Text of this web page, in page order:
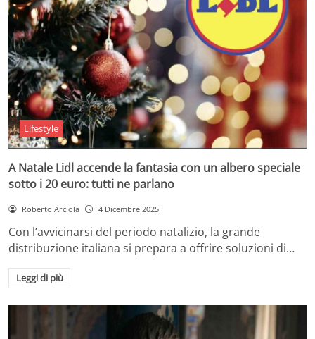
Lifestyle
A Natale Lidl accende la fantasia con un albero speciale
sotto i 20 euro: tutti ne parlano
Roberto Arciola 4 Dicembre 2025
Con l’avvicinarsi del periodo natalizio, la grande
distribuzione italiana si prepara a offrire soluzioni di…
Leggi di più